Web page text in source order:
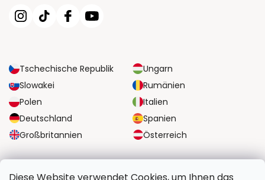
Tschechische Republik
Ungarn
Slowakei
Rumänien
Polen
Italien
Deutschland
Spanien
Großbritannien
Österreich